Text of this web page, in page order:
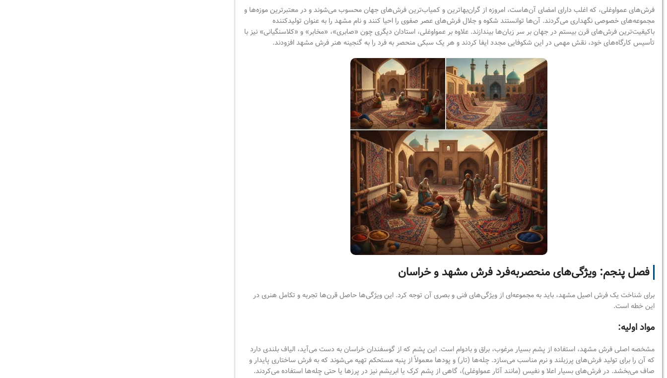
فرش‌های عمواوغلی، که اغلب دارای امضای آن‌هاست، امروزه از گران‌بهاترین و کمیاب‌ترین فرش‌های جهان محسوب می‌شوند و در معتبرترین موزه‌ها و
مجموعه‌های خصوصی نگهداری می‌گردند. آن‌ها توانستند شکوه و جلال فرش‌های عصر صفوی را احیا کنند و نام مشهد را به عنوان تولیدکننده
باکیفیت‌ترین فرش‌های قرن بیستم در جهان بر سر زبان‌ها بیندازند. علاوه بر عمواوغلی، استادان دیگری چون «صابری»، «مخابر» و «کلاسنگیانی» نیز با
تأسیس کارگاه‌های خود، نقش مهمی در این شکوفایی مجدد ایفا کردند و هر یک سبکی منحصر به فرد را به گنجینه هنر فرش مشهد افزودند.
فصل پنجم: ویژگی‌های منحصربه‌فرد فرش مشهد و خراسان
برای شناخت یک فرش اصیل مشهد، باید به مجموعه‌ای از ویژگی‌های فنی و بصری آن توجه کرد. این ویژگی‌ها حاصل قرن‌ها تجربه و تکامل هنری در
این خطه است.
مواد اولیه:
مشخصه اصلی فرش مشهد، استفاده از پشم بسیار مرغوب، براق و بادوام است. این پشم که از گوسفندان خراسان به دست می‌آید، الیاف بلندی دارد
که آن را برای تولید فرش‌های پرزبلند و نرم مناسب می‌سازد. چله‌ها (تار) و پودها معمولاً از پنبه مستحکم تهیه می‌شوند که به فرش ساختاری پایدار و
صاف می‌بخشد. در فرش‌های بسیار اعلا و نفیس (مانند آثار عمواوغلی)، گاهی از پشم کرک یا ابریشم نیز در پرزها یا حتی چله‌ها استفاده می‌کردند.